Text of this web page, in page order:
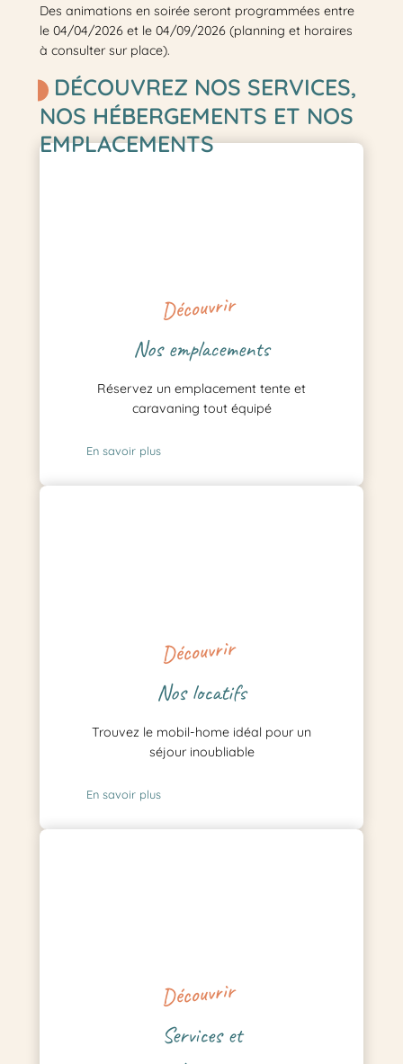
Des animations en soirée seront programmées entre
le 04/04/2026 et le 04/09/2026 (planning et horaires
à consulter sur place).
DÉCOUVREZ NOS SERVICES,
NOS HÉBERGEMENTS ET NOS
EMPLACEMENTS
Découvrir
Nos emplacements
Réservez un emplacement tente et
caravaning tout équipé
En savoir plus
Découvrir
Nos locatifs
Trouvez le mobil-home idéal pour un
séjour inoubliable
En savoir plus
Découvrir
Services et